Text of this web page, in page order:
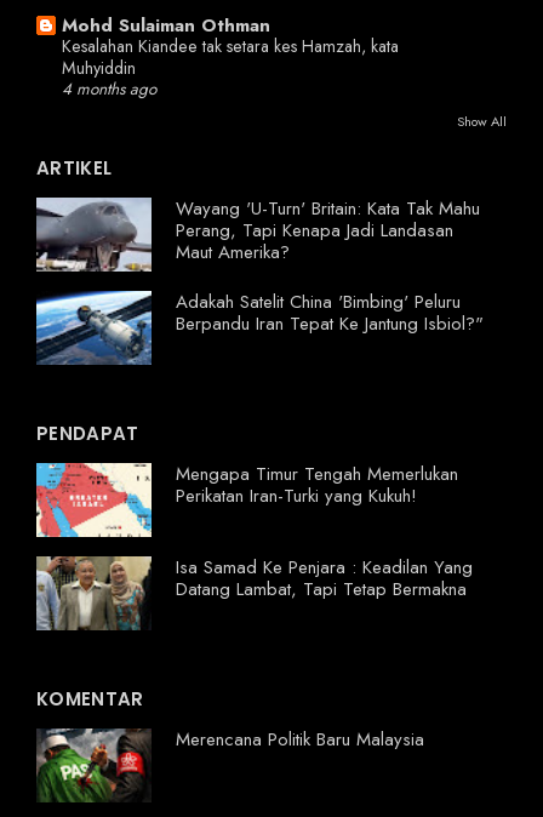
Mohd Sulaiman Othman
Kesalahan Kiandee tak setara kes Hamzah, kata
Muhyiddin
4 months ago
Show All
ARTIKEL
Wayang 'U-Turn' Britain: Kata Tak Mahu
Perang, Tapi Kenapa Jadi Landasan
Maut Amerika?
Adakah Satelit China 'Bimbing' Peluru
Berpandu Iran Tepat Ke Jantung Isbiol?"
PENDAPAT
Mengapa Timur Tengah Memerlukan
Perikatan Iran-Turki yang Kukuh!
Isa Samad Ke Penjara : Keadilan Yang
Datang Lambat, Tapi Tetap Bermakna
KOMENTAR
Merencana Politik Baru Malaysia